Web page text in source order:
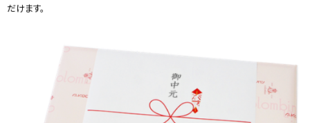
だけます。